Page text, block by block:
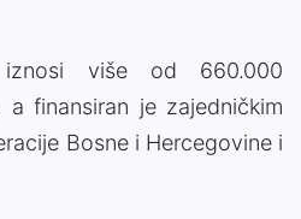
iznosi više od 660.000
a finansiran je zajedničkim
Bosne i Hercegovine i